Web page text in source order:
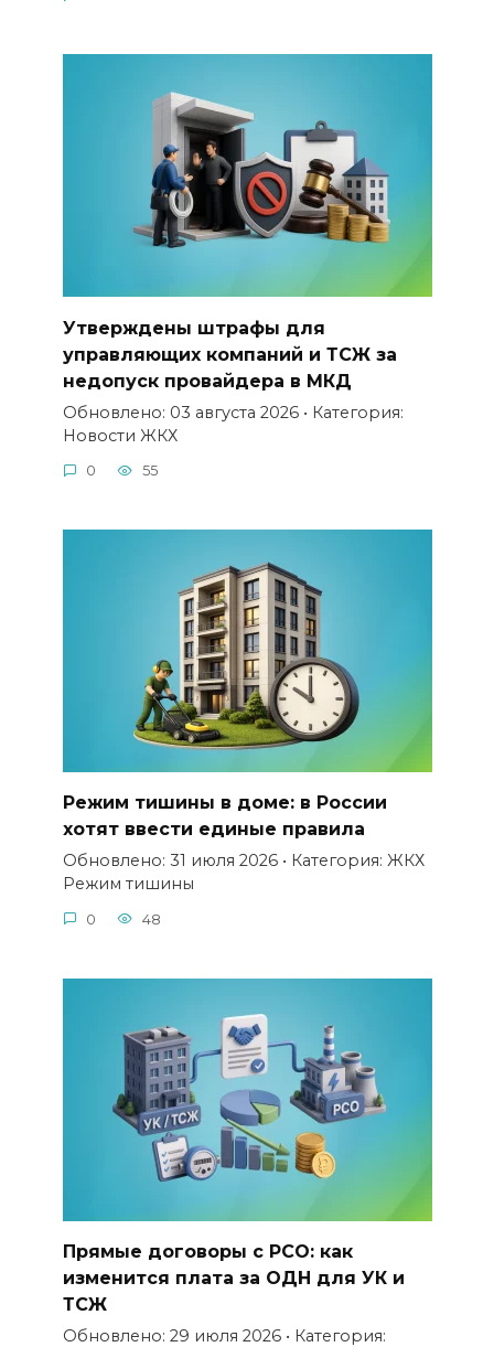
Утверждены штрафы для
управляющих компаний и ТСЖ за
недопуск провайдера в МКД
Обновлено: 03 августа 2026 • Категория:
Новости ЖКХ
0 55
Режим тишины в доме: в России
хотят ввести единые правила
Обновлено: 31 июля 2026 • Категория: ЖКХ
Режим тишины
0 48
Прямые договоры с РСО: как
изменится плата за ОДН для УК и
ТСЖ
Обновлено: 29 июля 2026 • Категория: